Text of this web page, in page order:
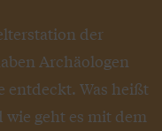
der
Archäologen
entdeckt. Was heißt
geht es mit dem